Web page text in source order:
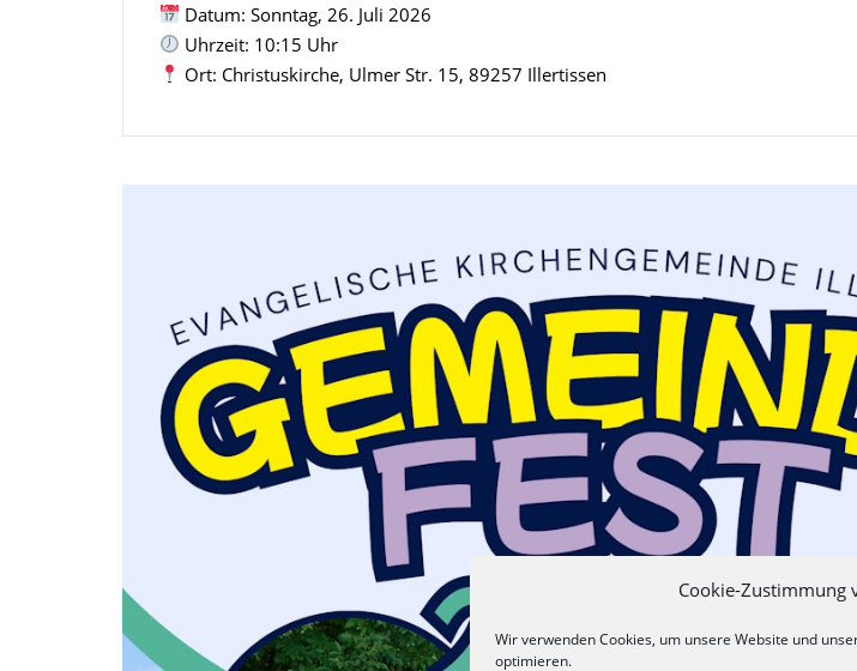
Cookie-Zustimmung
Wir verwenden Cookies, um unsere Website und
optimieren.
Datum: Sonntag, 26. Juli 2026
Uhrzeit: 10:15 Uhr
Ort: Christuskirche, Ulmer Str. 15, 89257 Illertissen